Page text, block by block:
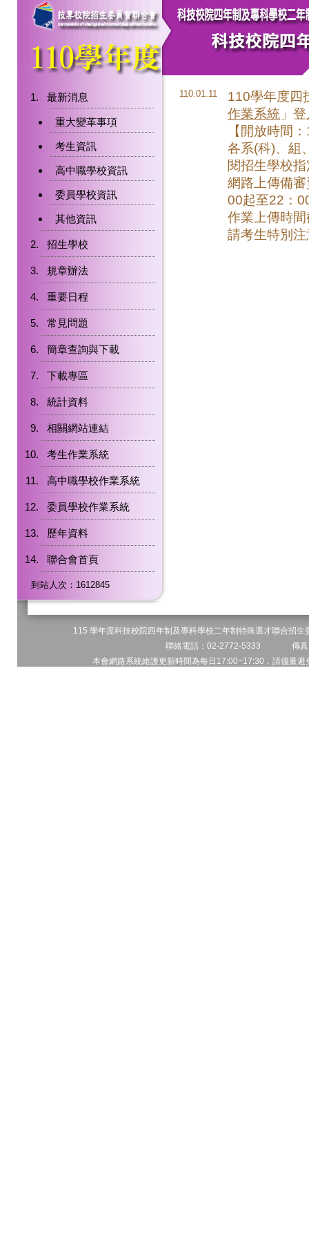
最新消息
重大變革事項
考生資訊
高中職學校資訊
委員學校資訊
其他資訊
招生學校
規章辦法
重要日程
常見問題
簡章查詢與下載
下載專區
統計資料
相關網站連結
考生作業系統
高中職學校作業系統
委員學校作業系統
歷年資料
聯合會首頁
到站人次：1612845
110.01.11
110學年度四
作業系統 」
【開放時間
各系(科)、組
閱招生學校
網路上傳備
00起至22：
作業上傳時
請考生特別
115 學年度科技校院四年制及專科學校二年制特殊選才聯合
聯絡電話：02-2772-5333 傳
本會網路系統維護更新時間為每日17:00~17:30，請儘量